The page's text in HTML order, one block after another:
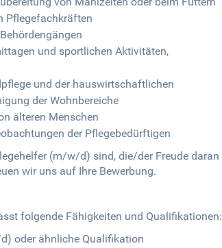
Pflegefachkräften
und sportlichen Aktivitäten,
und der hauswirtschaftlichen
der Wohnbereiche
älteren Menschen
der Pflegebedürftigen
(m/w/d) sind, die/der Freude daran
wir uns auf Ihre Bewerbung.
folgende Fähigkeiten und Qualifikationen:
oder ähnliche Qualifikation